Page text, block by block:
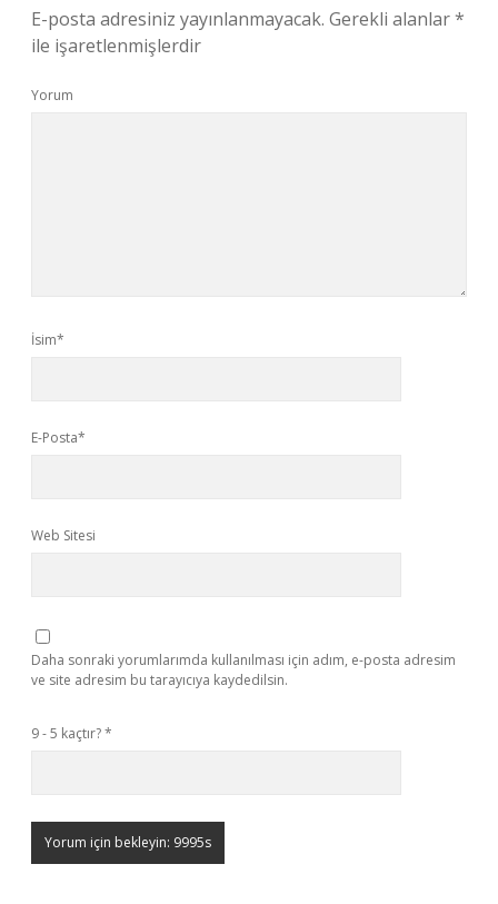
E-posta adresiniz yayınlanmayacak. Gerekli alanlar*
ile işaretlenmişlerdir
Yorum
İsim*
E-Posta*
Web Sitesi
Daha sonraki yorumlarımda kullanılması için adım, e-posta adresim
ve site adresim bu tarayıcıya kaydedilsin.
9 - 5 kaçtır?*